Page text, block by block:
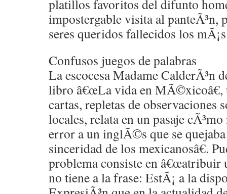
platillos favoritos del difunto
impostergable visita al panteÃ³n,
seres queridos fallecidos los
Confusos juegos de palabras
La escocesa Madame CalderÃ³n
libro â€œLa vida en MÃ©xicoâ€,
cartas, repletas de observaciones
locales, relata en un pasaje
error a un inglÃ©s que se
sinceridad de los mexicanosâ€.
problema consiste en â€œatribuir
no tiene a la frase: EstÃ¡ a la